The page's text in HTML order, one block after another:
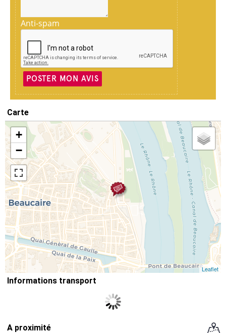
Anti-spam
POSTER MON AVIS
Carte
+
−
Leaflet
Informations transport
A proximité